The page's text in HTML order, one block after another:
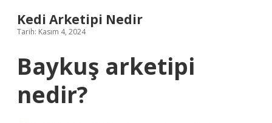
Kedi Arketipi Nedir
Tarih: Kasım 4, 2024
Baykuş arketipi
nedir?